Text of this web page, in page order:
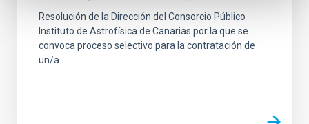
Resolución de la Dirección del Consorcio Público
Instituto de Astrofísica de Canarias por la que se
convoca proceso selectivo para la contratación de
un/a...